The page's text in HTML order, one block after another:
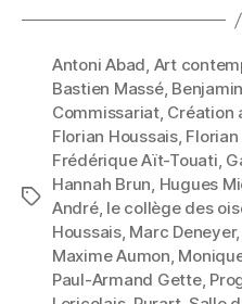
Étiquettes
Antoni Abad, Art
Bastien Massé,
Commissariat, Création
Florian Houssais,
Frédérique Aït-Touati,
Hannah Brun, Hugues
André, le collège des
Houssais, Marc Deneyer,
Maxime Aumon,
Paul-Armand Gette,